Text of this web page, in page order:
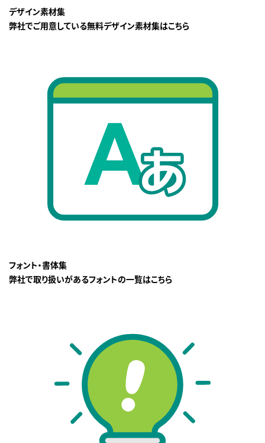
デザイン素材集
弊社でご用意している無料デザイン素材集はこちら
フォント・書体集
弊社で取り扱いがあるフォントの一覧はこちら